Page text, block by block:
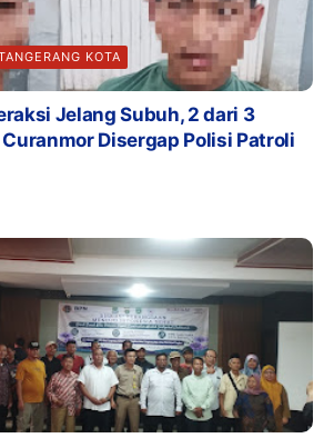
KOTA
Jelang Subuh, 2 dari 3
Disergap Polisi Patroli